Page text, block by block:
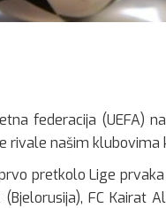
federacija (UEFA)
rivale našim
pretkolo Lige
(Bjelorusija), FC Kairat